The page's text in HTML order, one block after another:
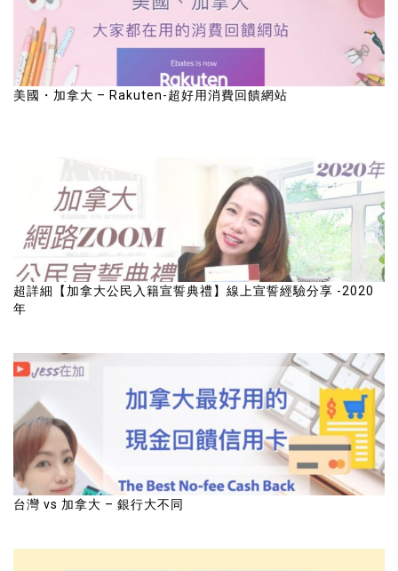
美國・加拿大 – Rakuten-超好用消費回饋網站
超詳細【加拿大公民入籍宣誓典禮】線上宣誓經驗分享 -2020
年
台灣 vs 加拿大 – 銀行大不同